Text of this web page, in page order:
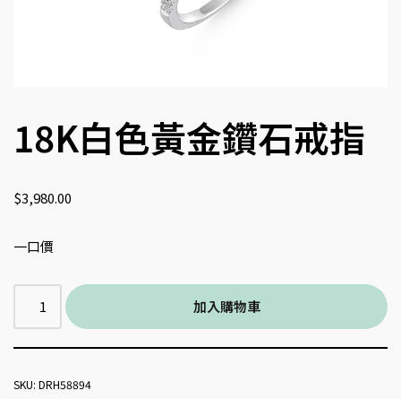
18K白色黃金鑽石戒指
$3,980.00
一口價
加入購物車
SKU: DRH58894